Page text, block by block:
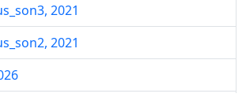
2021
2021